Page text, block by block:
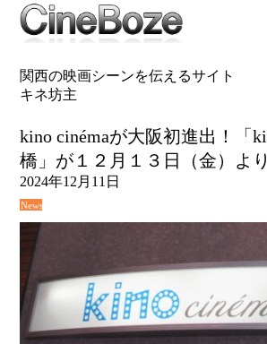
関西の映画シーンを伝えるサイト
キネ坊主
kino cinémaが大阪初進出！「
橋」が１２月１３日（金）よ
2024年12月11日
News